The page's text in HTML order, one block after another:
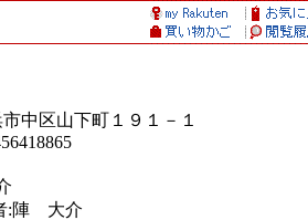
中区山下町１９１－１
:陣 大介